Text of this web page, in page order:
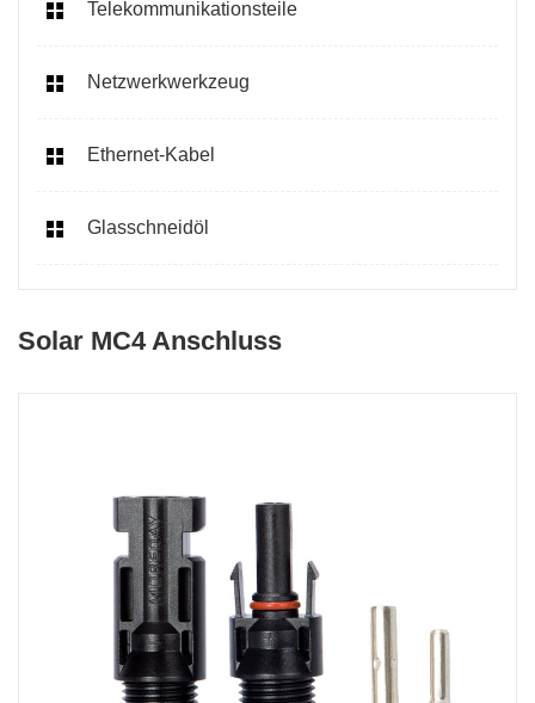
Telekommunikationsteile
Netzwerkwerkzeug
Ethernet-Kabel
Glasschneidöl
Solar MC4 Anschluss